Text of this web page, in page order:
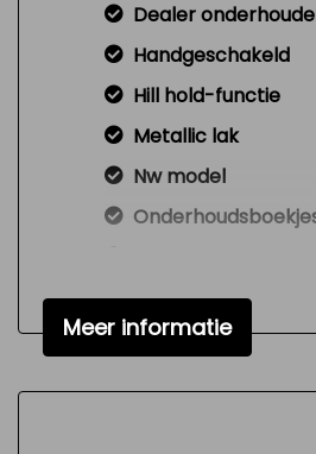
Dealer
Handgeschakeld
Hill hold-functie
Metallic lak
Nw model
Variable interval
Zeer mooie en
Meer informatie